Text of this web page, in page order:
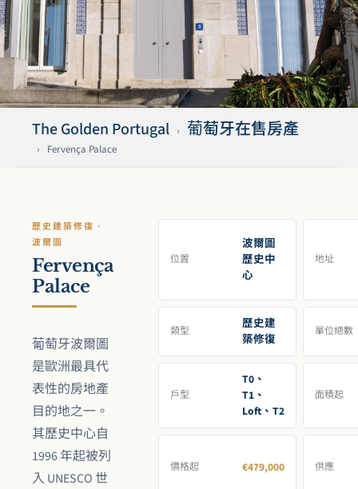
The Golden Portugal › 葡萄牙在售房產
› Fervença Palace
歷史建築修復 ·
波爾圖
Fervença
Palace
葡萄牙波爾圖
是歐洲最具代
表性的房地產
目的地之一。
其歷史中心自
1996 年起被列
入 UNESCO 世
位置
波爾圖
歷史中
心
地址
類型
歷史建
築修復
單位總數
戶型
T0、
T1、
Loft、T2
面積起
價格起 €479,000 供應